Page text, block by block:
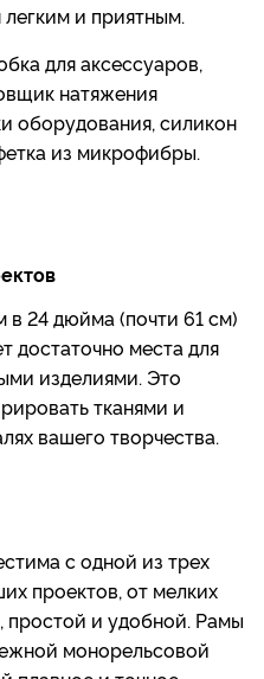
и приятным.
для аксессуаров,
натяжения
оборудования, силикон
из микрофибры.
24 дюйма (почти 61 см)
достаточно места для
изделиями. Это
тканями и
вашего творчества.
с одной из трех
проектов, от мелких
простой и удобной. Рамы
монорельсовой